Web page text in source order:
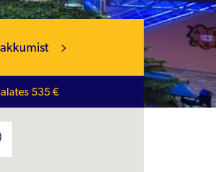
535 €